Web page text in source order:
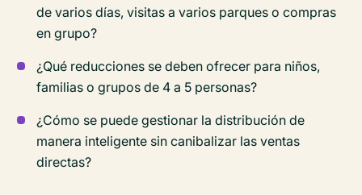
de varios días, visitas a varios parques o compras
en grupo?
¿Qué reducciones se deben ofrecer para niños,
familias o grupos de 4 a 5 personas?
¿Cómo se puede gestionar la distribución de
manera inteligente sin canibalizar las ventas
directas?